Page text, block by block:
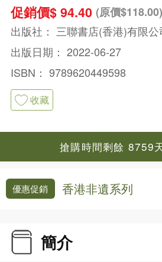
促銷價$ 94.40 (原價$118.00)
出版社： 三聯書店(香港)有限公
出版日期： 2022-06-27
ISBN： 9789620449598
收藏
搶購時間剩餘 8759
優惠促銷 香港非遺系列
簡介